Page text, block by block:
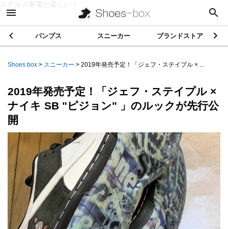
ステルス家電が楽しい！
パンプス スニーカー ブランドストア
Shoes box > スニーカー > 2019年発売予定！「ジェフ・ステイプル × ...
2019年発売予定！「ジェフ・ステイプル ×
ナイキ SB "ピジョン" 」のルックが先行公
開